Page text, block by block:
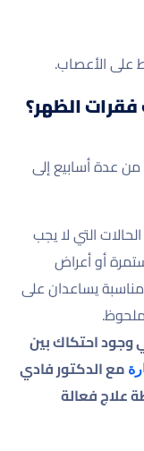
على الأعصاب.
الظهر؟
عدة أسابيع إلى
التي لا يجب
أو أعراض
يساعدان على
وجود احتكاك بين
مع الدكتور فادي
فعالة